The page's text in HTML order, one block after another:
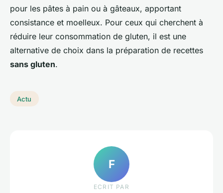
pour les pâtes à pain ou à gâteaux, apportant
consistance et moelleux. Pour ceux qui cherchent à
réduire leur consommation de gluten, il est une
alternative de choix dans la préparation de recettes
sans gluten.
Actu
F
ECRIT PAR